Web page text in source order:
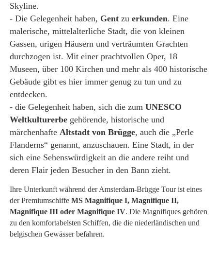
Skyline.
- Die Gelegenheit haben, Gent zu erkunden. Eine
malerische, mittelalterliche Stadt, die von kleinen
Gassen, urigen Häusern und verträumten Grachten
durchzogen ist. Mit einer prachtvollen Oper, 18
Museen, über 100 Kirchen und mehr als 400 historische
Gebäude gibt es hier immer genug zu tun und zu
entdecken.
- die Gelegenheit haben, sich die zum UNESCO
Weltkulturerbe gehörende, historische und
märchenhafte Altstadt von Brügge, auch die „Perle
Flanderns“ genannt, anzuschauen. Eine Stadt, in der
sich eine Sehenswürdigkeit an die andere reiht und
deren Flair jeden Besucher in den Bann zieht.
Ihre Unterkunft während der Amsterdam-Brügge Tour ist eines
der Premiumschiffe MS Magnifique I, Magnifique II,
Magnifique III oder Magnifique IV. Die Magnifiques gehören
zu den komfortabelsten Schiffen, die die niederländischen und
belgischen Gewässer befahren.